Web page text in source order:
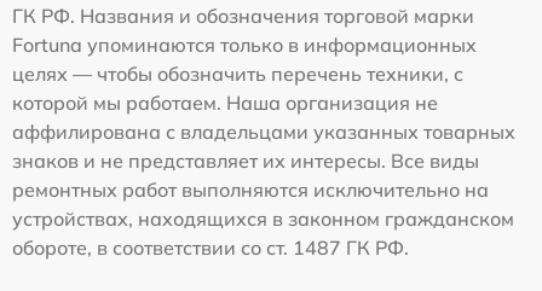
ГК РФ. Названия и обозначения торговой марки
Fortuna упоминаются только в информационных
целях — чтобы обозначить перечень техники, с
которой мы работаем. Наша организация не
аффилирована с владельцами указанных товарных
знаков и не представляет их интересы. Все виды
ремонтных работ выполняются исключительно на
устройствах, находящихся в законном гражданском
обороте, в соответствии со ст. 1487 ГК РФ.